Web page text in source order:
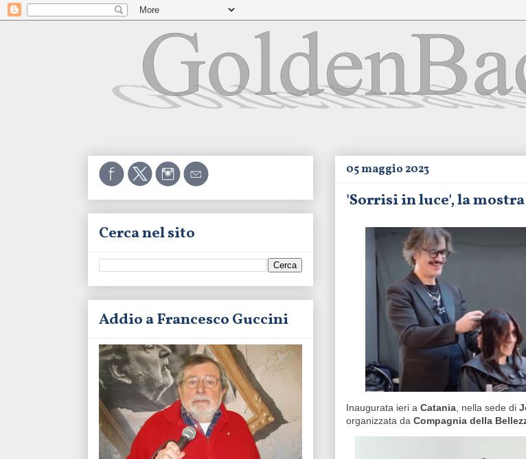
05 maggio 2023
'Sorrisi in luce', la
Inaugurata ieri a Catania , nella sede di
organizzata da Compagnia della
Cerca nel sito
Addio a Francesco Guccini